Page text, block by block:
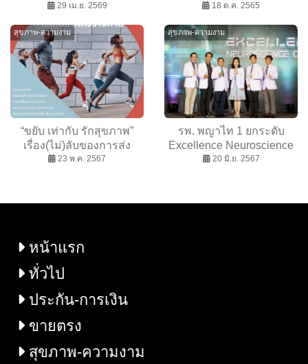
แรงงาน EEC ผ่านเวที
Health Forum 2026”
29 เม.ย. 2569
เส้นประสาท ผ่านกล้องเอ็น
ตั้งแต่วันนี้ – 31 ธันวาคม
2565
18 ต.ค. 2565
สุขภาพ-ความงาม
“ขยับ เท่ากับ รักสุขภาพ”
เรื่อง(ไม่)ลับของการส่ง
เสริมสุขภาพที่ดี ในสัปดาห์
23 พ.ค. 2567
สุขภาพ-ความงาม
รพ. พญาไท 1 ยกระดับ
Excellence Neuroscience
Center ตอกย้ำการรักษา
ครอบคลุมทุกมิติ
20 มิ.ย. 2567
หน้าแรก
ทั่วไป
ประกัน-การเงิน
ขายตรง
สุขภาพ-ความงาม